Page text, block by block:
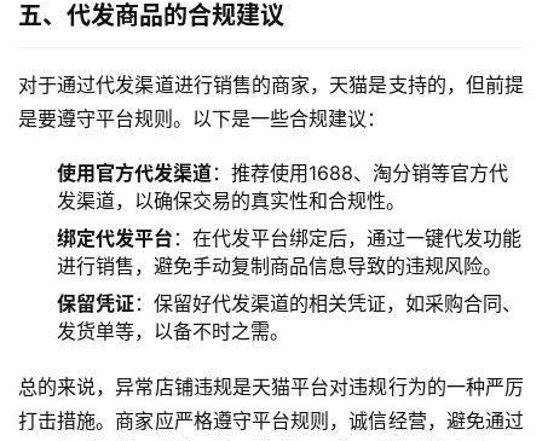
五、代发商品的合规建议
对于通过代发渠道进行销售的商家，天猫是支持的，但前提
是要遵守平台规则。以下是一些合规建议：
使用官方代发渠道：推荐使用1688、淘分销等官方代
发渠道，以确保交易的真实性和合规性。
绑定代发平台 ：在代发平台绑定后，通过一键代发功能
进行销售，避免手动复制商品信息导致的违规风险。
保留凭证：保留好代发渠道的相关凭证，如采购合同、
发货单等，以备不时之需。
总的来说，异常店铺违规是天猫平台对违规行为的一种严厉
打击措施。商家应严格遵守平台规则，诚信经营，避免通过